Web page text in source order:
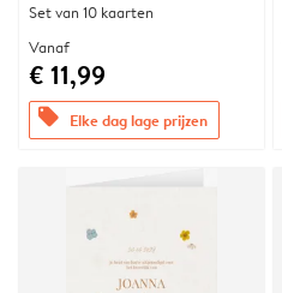
Set van 10 kaarten
Vanaf
€ 11,99
offers Elke dag lage prijzen